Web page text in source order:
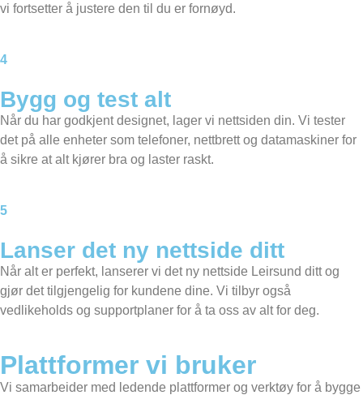
vi fortsetter å justere den til du er fornøyd.
4
Bygg og test alt
Når du har godkjent designet, lager vi nettsiden din. Vi tester
det på alle enheter som telefoner, nettbrett og datamaskiner for
å sikre at alt kjører bra og laster raskt.
5
Lanser det ny nettside ditt
Når alt er perfekt, lanserer vi det ny nettside Leirsund ditt og
gjør det tilgjengelig for kundene dine. Vi tilbyr også
vedlikeholds og supportplaner for å ta oss av alt for deg.
Plattformer vi bruker
Vi samarbeider med ledende plattformer og verktøy for å bygge